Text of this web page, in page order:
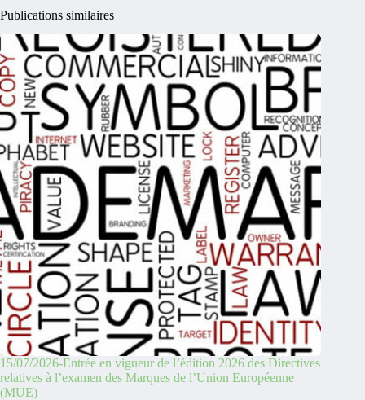
Publications similaires
15/07/2026-Entrée en vigueur de l’édition 2026 des Directives
relatives à l’examen des Marques de l’Union Européenne
(MUE)